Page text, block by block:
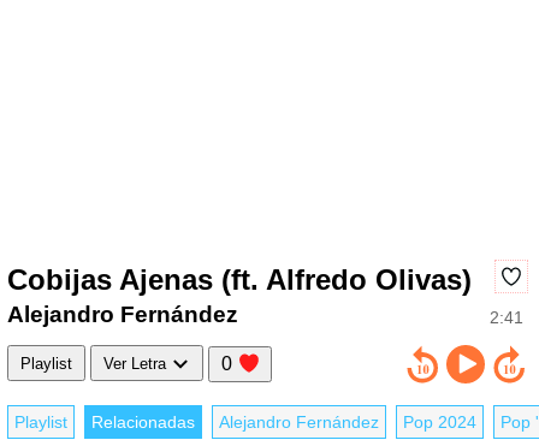
Cobijas Ajenas (ft. Alfredo Olivas)
2:41
Alejandro Fernández
Playlist Ver Letra 0
Playlist Relacionadas Alejandro Fernández Pop 2024 Pop